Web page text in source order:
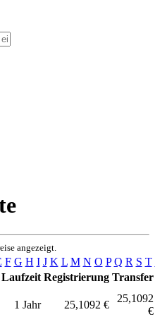
angezeigt.
F G H I J K L M N O P Q R S T
Laufzeit Registrierung Transfer
1 Jahr 25,1092 €
25,1092
€